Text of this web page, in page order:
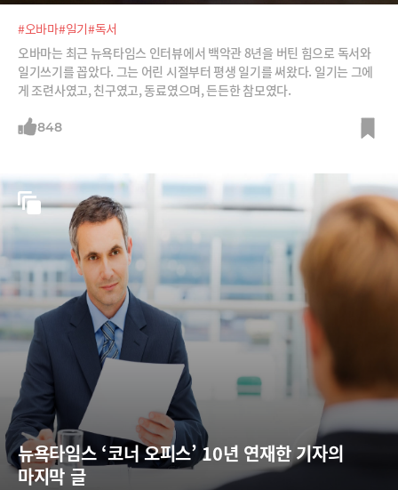
#오바마#일기#독서
오바마는 최근 뉴욕타임스 인터뷰에서 백악관 8년을 버틴 힘으로 독서와
일기쓰기를 꼽았다. 그는 어린 시절부터 평생 일기를 써왔다. 일기는 그에
게 조련사였고, 친구였고, 동료였으며, 든든한 참모였다.
848
뉴욕타임스 ‘코너 오피스’ 10년 연재한 기자의
마지막 글